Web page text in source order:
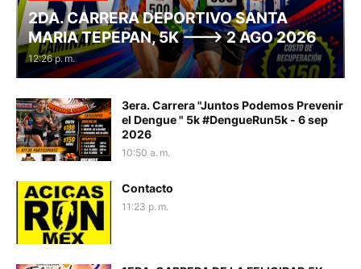
2DA. CARRERA DEPORTIVO SANTA
MARIA TEPEPAN, 5K ---> 2 AGO 2026
12:26 p. m.
3era. Carrera "Juntos Podemos Prevenir
el Dengue " 5k #DengueRun5k - 6 sep
2026
10:50 a. m.
Contacto
11:23 p. m.